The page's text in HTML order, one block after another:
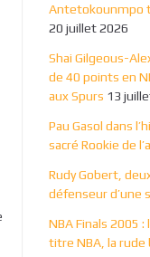
Antetokounmpo
20 juillet 2026
Shai Gilgeous-
de 40 points en
aux Spurs 13
Pau Gasol dans
sacré Rookie de
Rudy Gobert,
défenseur d’une
NBA Finals 2005
titre NBA, la rude